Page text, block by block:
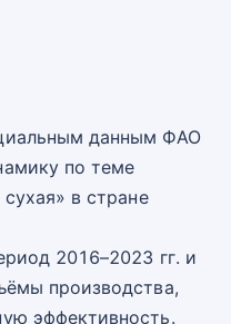
данным ФАО
по теме
в стране
2016–2023 гг. и
производства,
эффективность.